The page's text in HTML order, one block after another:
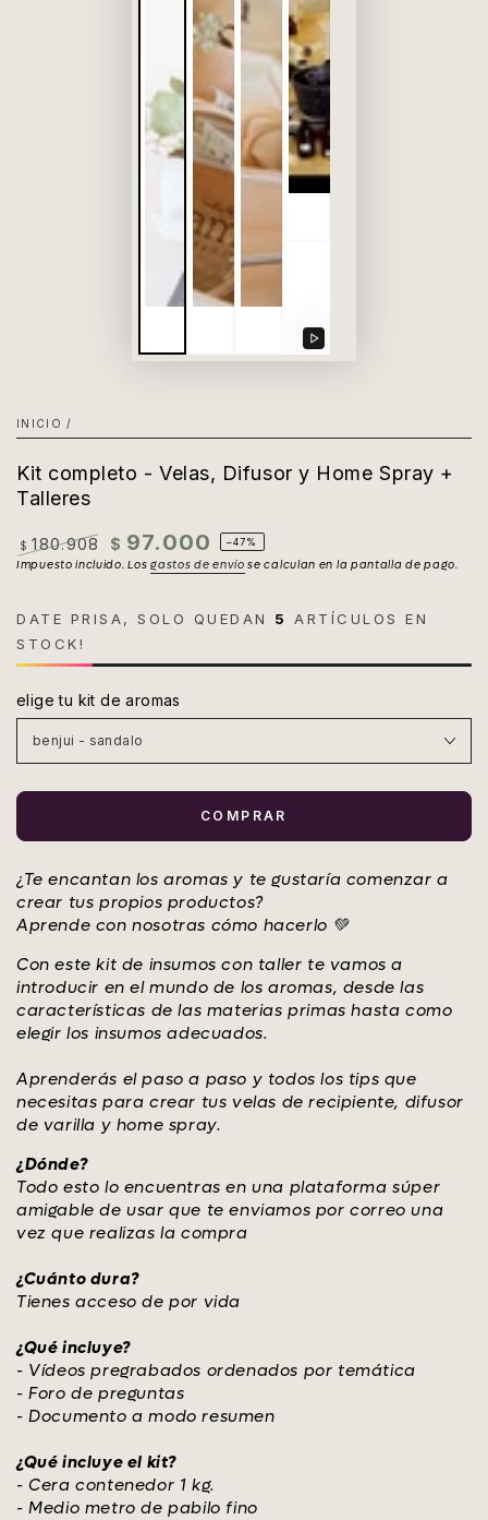
Reproducir
INICIO /
Kit completo - Velas, Difusor y Home Spray +
Talleres
Precio
$ 180.908
Precio
venta
$ 97.000 –47%
Impuesto incluido. Losgastos de envío se calculan en la pantalla de pago.
DATE PRISA, SOLO QUEDAN 5
ARTÍCULOS EN
STOCK!
elige tu kit de aromas
COMPRAR
¿Te encantan los aromas y te gustaría comenzar a
crear tus propios productos?
Aprende con nosotras cómo hacerlo 💚
Con este kit de insumos con taller te vamos a
introducir en el mundo de los aromas, desde las
características de las materias primas hasta como
elegir los insumos adecuados.
Aprenderás el paso a paso y todos los tips que
necesitas para crear tus velas de recipiente, difusor
de varilla y home spray.
¿Dónde?
Todo esto lo encuentras en una plataforma súper
amigable de usar que te enviamos por correo una
vez que realizas la compra
¿Cuánto dura?
Tienes acceso de por vida
¿Qué incluye?
- Vídeos pregrabados ordenados por temática
- Foro de preguntas
- Documento a modo resumen
¿Qué incluye el kit?
- Cera contenedor 1 kg.
- Medio metro de pabilo fino